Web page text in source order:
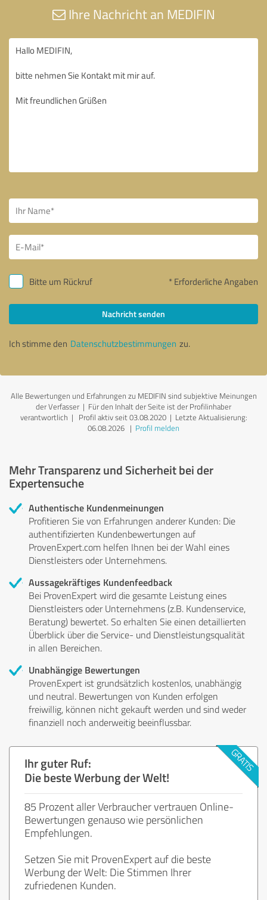
Ihre Nachricht an MEDIFIN
Bitte um Rückruf * Erforderliche Angaben
Nachricht senden
Ich stimme den Datenschutzbestimmungen zu.
Alle Bewertungen und Erfahrungen zu MEDIFIN sind subjektive Meinungen
der Verfasser | Für den Inhalt der Seite ist der Profilinhaber
verantwortlich | Profil aktiv seit 03.08.2020 | Letzte Aktualisierung:
06.08.2026 | Profil melden
Mehr Transparenz und Sicherheit bei der
Expertensuche
Authentische Kundenmeinungen
Profitieren Sie von Erfahrungen anderer Kunden: Die
authentifizierten Kundenbewertungen auf
ProvenExpert.com helfen Ihnen bei der Wahl eines
Dienstleisters oder Unternehmens.
Aussagekräftiges Kundenfeedback
Bei ProvenExpert wird die gesamte Leistung eines
Dienstleisters oder Unternehmens (z.B. Kundenservice,
Beratung) bewertet. So erhalten Sie einen detaillierten
Überblick über die Service- und Dienstleistungsqualität
in allen Bereichen.
Unabhängige Bewertungen
ProvenExpert ist grundsätzlich kostenlos, unabhängig
und neutral. Bewertungen von Kunden erfolgen
freiwillig, können nicht gekauft werden und sind weder
finanziell noch anderweitig beeinflussbar.
Ihr guter Ruf:
Die beste Werbung der Welt!
85 Prozent aller Verbraucher vertrauen Online-
Bewertungen genauso wie persönlichen
Empfehlungen.
Setzen Sie mit ProvenExpert auf die beste
Werbung der Welt: Die Stimmen Ihrer
zufriedenen Kunden.